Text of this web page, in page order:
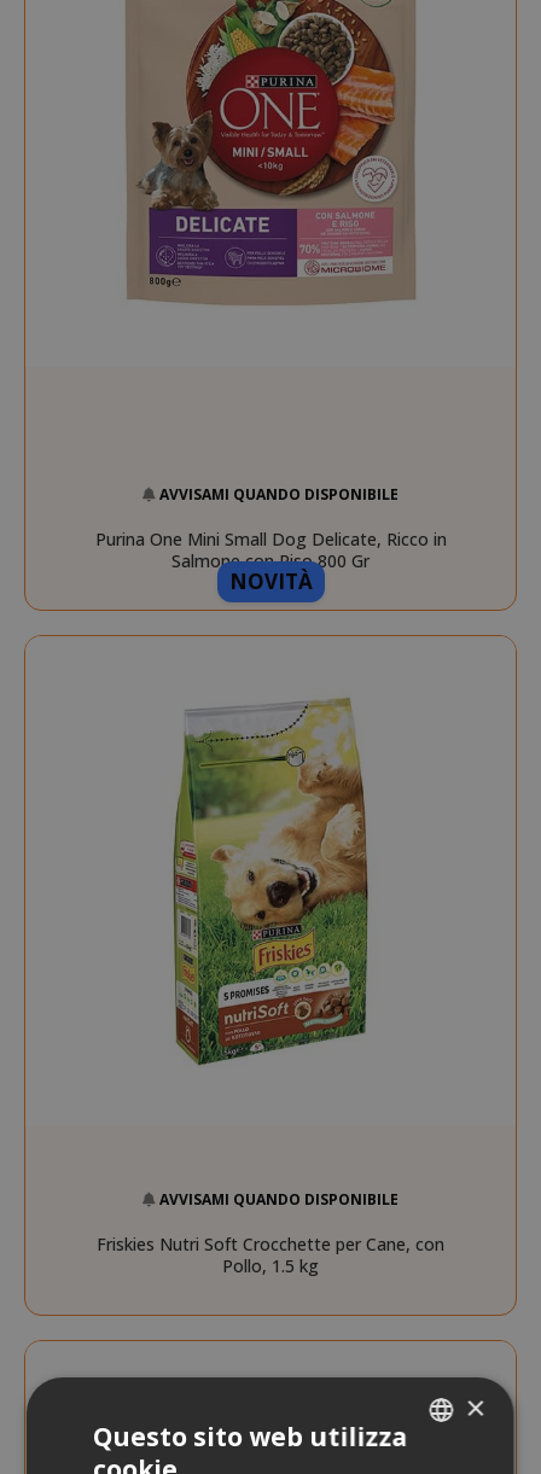
NOVITÀ
AVVISAMI QUANDO DISPONIBILE
Purina One Mini Small Dog Delicate, Ricco in
Salmone con Riso 800 Gr
AVVISAMI QUANDO DISPONIBILE
Friskies Nutri Soft Crocchette per Cane, con
Pollo, 1.5 kg
×
Questo sito web utilizza